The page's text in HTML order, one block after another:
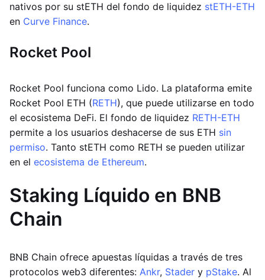
nativos por su stETH del fondo de liquidez stETH-ETH
en Curve Finance.
Rocket Pool
Rocket Pool funciona como Lido. La plataforma emite
Rocket Pool ETH (RETH), que puede utilizarse en todo
el ecosistema DeFi. El fondo de liquidez RETH-ETH
permite a los usuarios deshacerse de sus ETH sin
permiso. Tanto stETH como RETH se pueden utilizar
en el ecosistema de Ethereum.
Staking Líquido en BNB
Chain
BNB Chain ofrece apuestas líquidas a través de tres
protocolos web3 diferentes: Ankr, Stader y pStake. Al